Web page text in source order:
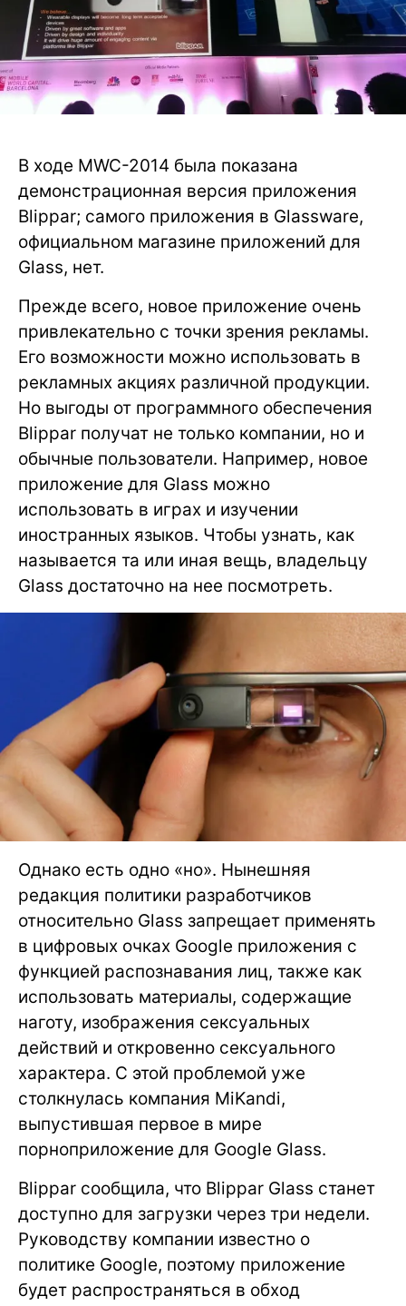
В ходе MWC-2014 была показана
демонстрационная версия приложения
Blippar; самого приложения в Glassware,
официальном магазине приложений для
Glass, нет.
Прежде всего, новое приложение очень
привлекательно с точки зрения рекламы.
Его возможности можно использовать в
рекламных акциях различной продукции.
Но выгоды от программного обеспечения
Blippar получат не только компании, но и
обычные пользователи. Например, новое
приложение для Glass можно
использовать в играх и изучении
иностранных языков. Чтобы узнать, как
называется та или иная вещь, владельцу
Glass достаточно на нее посмотреть.
Однако есть одно «но». Нынешняя
редакция политики разработчиков
относительно Glass запрещает применять
в цифровых очках Google приложения с
функцией распознавания лиц, также как
использовать материалы, содержащие
наготу, изображения сексуальных
действий и откровенно сексуального
характера. С этой проблемой уже
столкнулась компания MiKandi,
выпустившая первое в мире
порноприложение для Google Glass.
Blippar сообщила, что Blippar Glass станет
доступно для загрузки через три недели.
Руководству компании известно о
политике Google, поэтому приложение
будет распространяться в обход